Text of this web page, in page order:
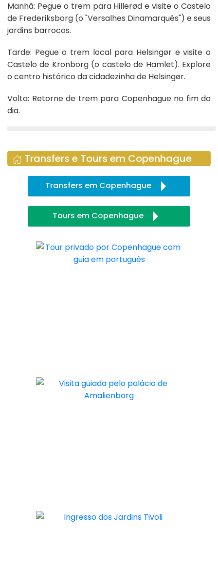
Manhã: Pegue o trem para Hillerød e visite o Castelo
de Frederiksborg (o "Versalhes Dinamarquês") e seus
jardins barrocos.
Tarde: Pegue o trem local para Helsingør e visite o
Castelo de Kronborg (o castelo de Hamlet). Explore
o centro histórico da cidadezinha de Helsingør.
Volta: Retorne de trem para Copenhague no fim do
dia.
Transfers e Tours em Copenhague
Transfers em Copenhague
Tours em Copenhague